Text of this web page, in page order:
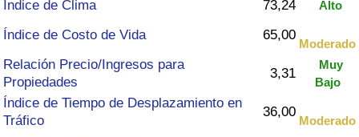
Índice de Clima 73,24 Alto
Índice de Costo de Vida 65,00
Moderado
Relación Precio/Ingresos para
Propiedades
3,31
Muy
Bajo
Índice de Tiempo de Desplazamiento en
Tráfico
36,00
Moderado
Índice de Criminalidad
Sanidad